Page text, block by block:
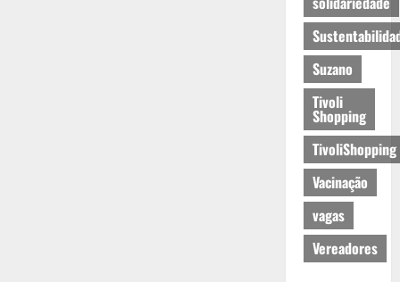
Suzano
Tivoli
Shopping
TivoliShopping
Vacinação
vagas
Vereadores